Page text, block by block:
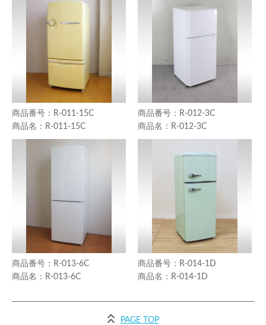
R-011-15C
R-011-15C
R-012-3C
R-012-3C
R-013-6C
R-013-6C
R-014-1D
R-014-1D
PAGE TOP